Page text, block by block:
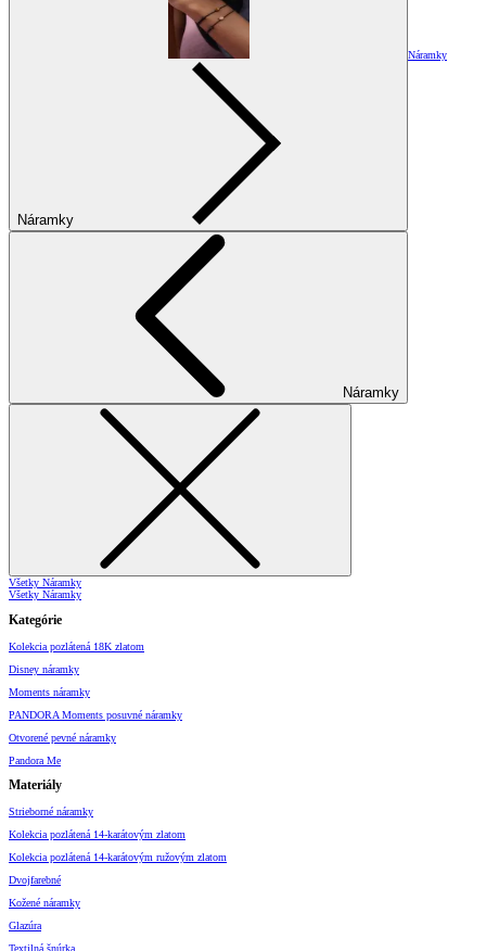
Náramky
Náramky
Náramky
Všetky Náramky
Všetky Náramky
Kategórie
Kolekcia pozlátená 18K zlatom
Disney náramky
Moments náramky
PANDORA Moments posuvné náramky
Otvorené pevné náramky
Pandora Me
Materiály
Strieborné náramky
Kolekcia pozlátená 14-karátovým zlatom
Kolekcia pozlátená 14-karátovým ružovým zlatom
Dvojfarebné
Kožené náramky
Glazúra
Textilná šnúrka